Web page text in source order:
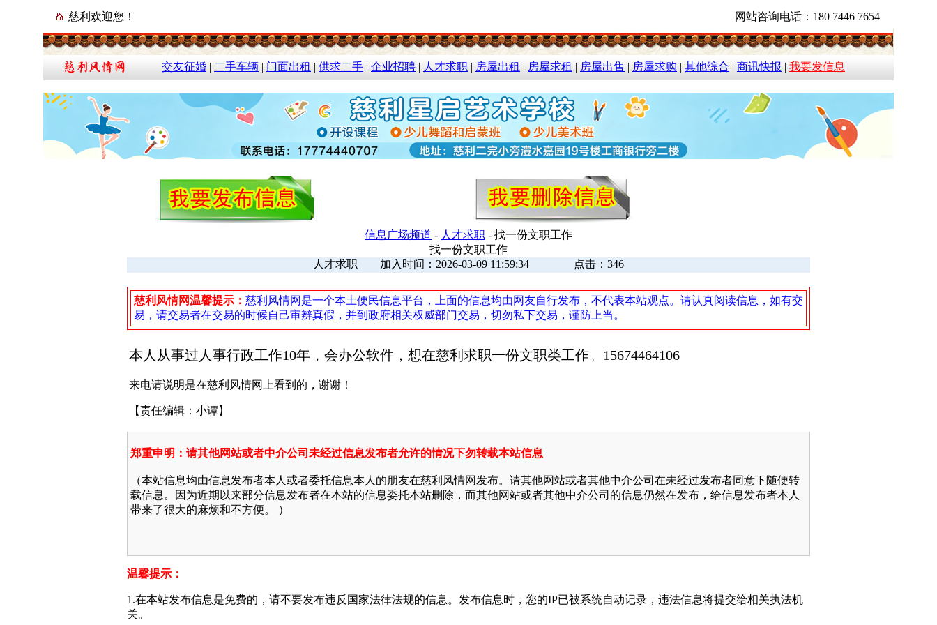
慈利欢迎您！ 网站咨询电话：180 7446 7654
交友征婚 | 二手车辆 | 门面出租 | 供求二手 | 企业招聘 | 人才求职 | 房屋出租 | 房屋求租 | 房屋出售 | 房屋求购 | 其他综合 | 商讯快报 | 我要发信息
信息广场频道 - 人才求职 - 找一份文职工作
找一份文职工作
人才求职 加入时间：2026-03-09 11:59:34 点击：346
慈利风情网温馨提示： 慈利风情网是一个本土便民信息平台，上面的信息均由网友自行发布，不代表本站观点。请认真阅读信息，如有交
易，请交易者在交易的时候自己审辨真假，并到政府相关权威部门交易，切勿私下交易，谨防上当。
本人从事过人事行政工作10年，会办公软件，想在慈利求职一份文职类工作。 15674464106
来电请说明是在慈利风情网上看到的，谢谢！
【责任编辑：小谭】
郑重申明：请其他网站或者中介公司未经过信息发布者允许的情况下勿转载本站信息
（本站信息均由信息发布者本人或者委托信息本人的朋友在慈利风情网发布。请其他网站或者其他中介公司在未经过发布者同意下随便转
载信息。因为近期以来部分信息发布者在本站的信息委托本站删除，而其他网站或者其他中介公司的信息仍然在发布，给信息发布者本人
带来了很大的麻烦和不方便。 ）
温馨提示：
1.在本站发布信息是免费的，请不要发布违反国家法律法规的信息。发布信息时，您的IP已被系统自动记录，违法信息将提交给相关执法机
关。